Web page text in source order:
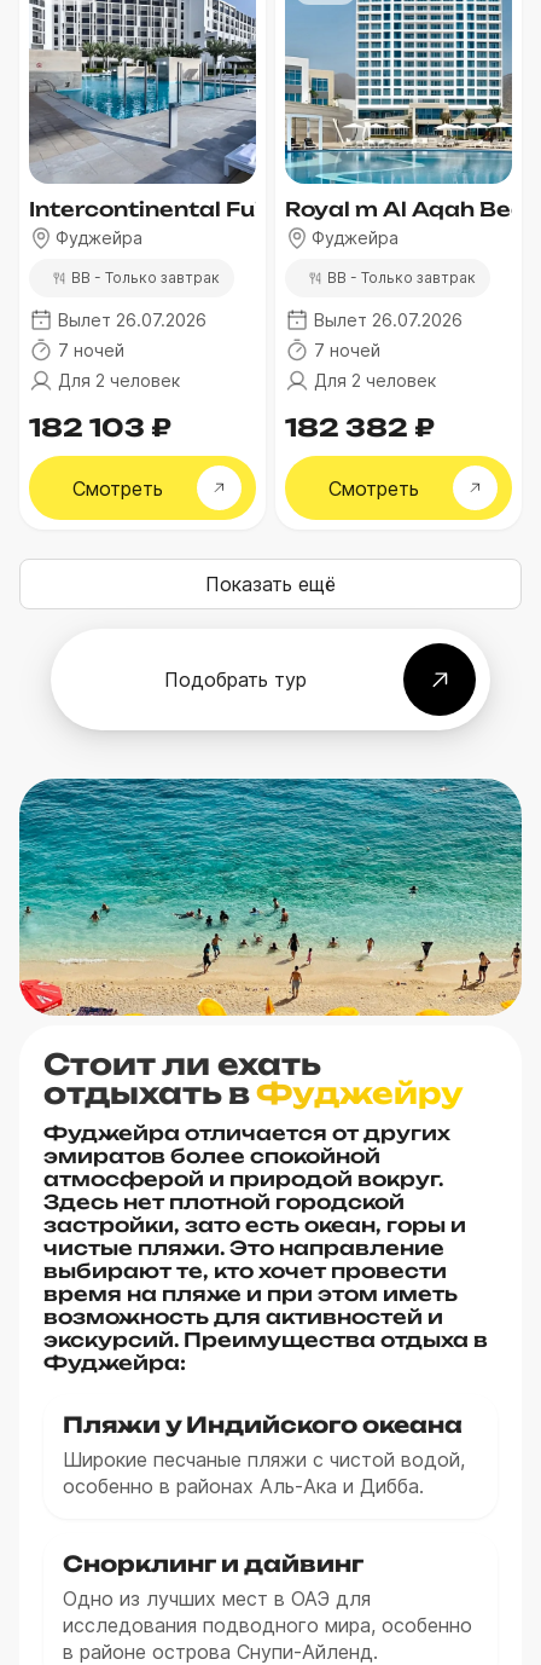
Intercontinental Fujairah Resort
Фуджейра
BB - Только завтрак
Вылет 26.07.2026
7 ночей
Для 2 человек
182 103 ₽
Смотреть
Royal m Al Aqah
Фуджейра
BB - Только завтрак
Вылет 26.07.2026
7 ночей
Для 2 человек
182 382 ₽
Смотреть
Показать ещё
Подобрать тур
Стоит ли ехать
отдыхать вФуджейру
Фуджейра отличается от других
эмиратов более спокойной
атмосферой и природой вокруг.
Здесь нет плотной городской
застройки, зато есть океан, горы и
чистые пляжи. Это направление
выбирают те, кто хочет провести
время на пляже и при этом иметь
возможность для активностей и
экскурсий. Преимущества отдыха в
Фуджейра:
Пляжи у Индийского океана
Широкие песчаные пляжи с чистой водой,
особенно в районах Аль-Ака и Дибба.
Снорклинг и дайвинг
Одно из лучших мест в ОАЭ для
исследования подводного мира, особенно
в районе острова Снупи-Айленд.